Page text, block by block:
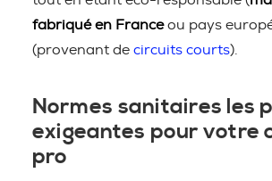
fabriqué en Franceou pays
(provenant de circuits courts).
Normes sanitaires les
exigeantes pour votre
pro